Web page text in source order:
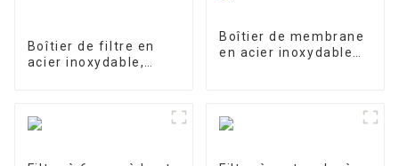
Boîtier de filtre en
acier inoxydable,
Boîtier de membrane
en acier inoxydable